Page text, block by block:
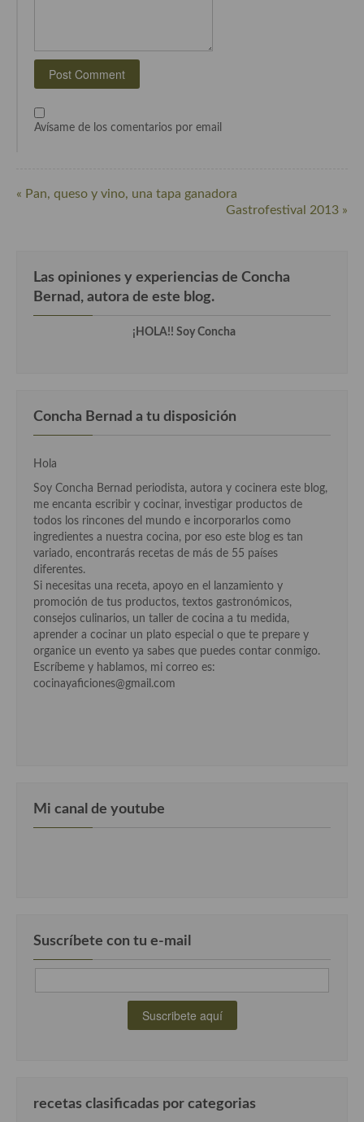
Cocina Alemana
Cocina Austriaca
Cocina Belga
Cocina de Polonia
Cocina Irlanda
Cocina Italiana
Cocina Luxemburgo
Cocina Polaca
Cocina portuguesa
Cocina Rusa
Avísame de los comentarios por email
« Pan, queso y vino, una tapa ganadora
Gastrofestival 2013 »
Las opiniones y experiencias de Concha
Bernad, autora de este blog.
¡HOLA!! Soy Concha
Concha Bernad a tu disposición
Hola
Soy Concha Bernad periodista, autora y cocinera este blog,
me encanta escribir y cocinar, investigar productos de
todos los rincones del mundo e incorporarlos como
ingredientes a nuestra cocina, por eso este blog es tan
variado, encontrarás recetas de más de 55 países
diferentes.
Si necesitas una receta, apoyo en el lanzamiento y
promoción de tus productos, textos gastronómicos,
consejos culinarios, un taller de cocina a tu medida,
aprender a cocinar un plato especial o que te prepare y
organice un evento ya sabes que puedes contar conmigo.
Escríbeme y hablamos, mi correo es:
cocinayaficiones@gmail.com
Mi canal de youtube
Suscríbete con tu e-mail
recetas clasificadas por categorias